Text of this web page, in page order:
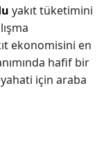
yakıt tüketimini
ekonomisini en
hafif bir
için araba